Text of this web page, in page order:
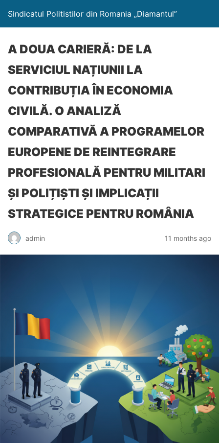
Sindicatul Politistilor din Romania „Diamantul”
A DOUA CARIERĂ: DE LA
SERVICIUL NAȚIUNII LA
CONTRIBUȚIA ÎN ECONOMIA
CIVILĂ. O ANALIZĂ
COMPARATIVĂ A PROGRAMELOR
EUROPENE DE REINTEGRARE
PROFESIONALĂ PENTRU MILITARI
ȘI POLIȚIȘTI ȘI IMPLICAȚII
STRATEGICE PENTRU ROMÂNIA
admin 11 months ago